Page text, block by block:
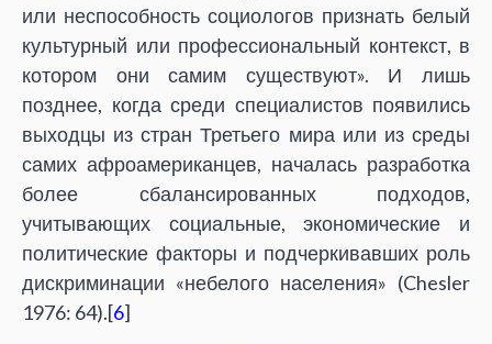
или неспособность социологов признать белый
культурный или профессиональный контекст, в
котором они самим существуют». И лишь
позднее, когда среди специалистов появились
выходцы из стран Третьего мира или из среды
самих афроамериканцев, началась разработка
более сбалансированных подходов,
учитывающих социальные, экономические и
политические факторы и подчеркивавших роль
дискриминации «небелого населения» (Chesler
1976: 64).[6]